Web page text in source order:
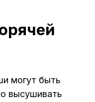
могут быть
высушивать